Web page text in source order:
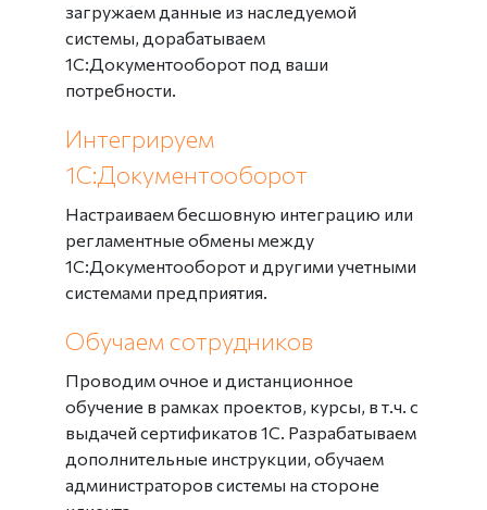
загружаем данные из наследуемой
системы, дорабатываем
1С:Документооборот под ваши
потребности.
Интегрируем
1С:Документооборот
Настраиваем бесшовную интеграцию или
регламентные обмены между
1С:Документооборот и другими учетными
системами предприятия.
Обучаем сотрудников
Проводим очное и дистанционное
обучение в рамках проектов, курсы, в т.ч. с
выдачей сертификатов 1С. Разрабатываем
дополнительные инструкции, обучаем
администраторов системы на стороне